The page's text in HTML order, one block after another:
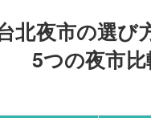
北夜市の選び
5つの夜市